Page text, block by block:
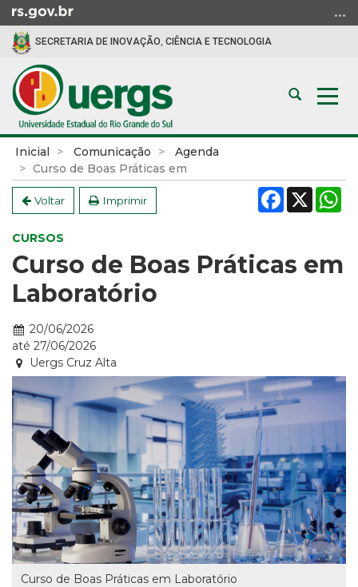
para
conteúdo
para
menu
para
busca
SECRETARIA DE INOVAÇÃO, CIÊNCIA E TECNOLOGIA
Abrir
busca
Início
conteúdo
Inicial Comunicação
Agenda
Curso de Boas Práticas em
Voltar Imprimir Facebook
X
CURSOS
Curso de Boas Práticas em
Laboratório
Data:
20/06/2026
até 27/06/2026
Uergs Cruz Alta
Curso de Boas Práticas em Laboratório